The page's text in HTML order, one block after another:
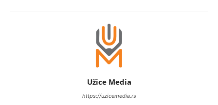
Užice Media
https://uzicemedia.rs